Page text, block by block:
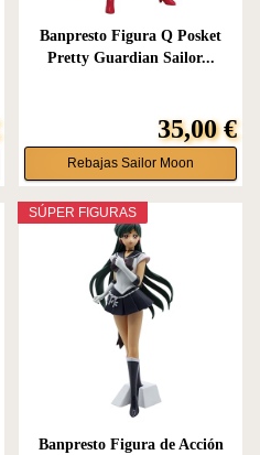
Banpresto Figura Q Posket
Pretty Guardian Sailor...
35,00 €
Rebajas Sailor Moon
SÚPER FIGURAS
Banpresto Figura de Acción